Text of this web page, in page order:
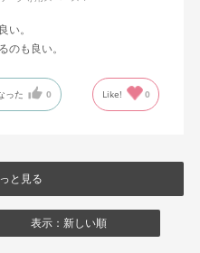
い。
のも良い。
った 0 Like! 0
と見る
表示：新しい順